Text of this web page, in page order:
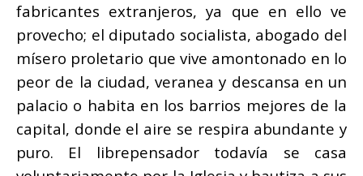
fabricantes extranjeros, ya que en ello ve
provecho; el diputado socialista, abogado del
mísero proletario que vive amontonado en lo
peor de la ciudad, veranea y descansa en un
palacio o habita en los barrios mejores de la
capital, donde el aire se respira abundante y
puro. El librepensador todavía se casa